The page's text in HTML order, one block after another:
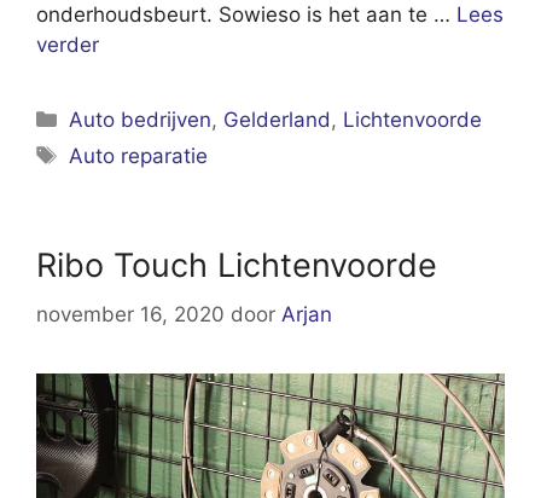
onderhoudsbeurt. Sowieso is het aan te … Lees
verder
Categorieën
Auto bedrijven, Gelderland, Lichtenvoorde
Tags
Auto reparatie
Ribo Touch Lichtenvoorde
november 16, 2020 door Arjan